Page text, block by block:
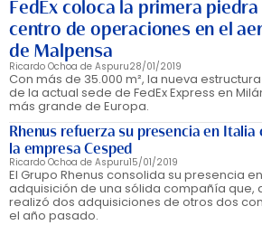
FedEx coloca la primera
centro de operaciones en el
de Malpensa
Ricardo Ochoa de Aspuru28/01/2019
Con más de 35.000 m², la nueva
de la actual sede de FedEx Express en
más grande de Europa.
Rhenus refuerza su presencia en Italia
la empresa Cesped
Ricardo Ochoa de Aspuru15/01/2019
El Grupo Rhenus consolida su presencia
adquisición de una sólida compañía que,
realizó dos adquisiciones de otros dos
el año pasado.